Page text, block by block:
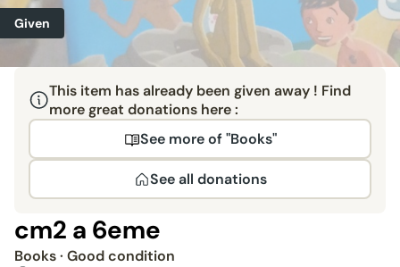
Given
This item has already been given away ! Find
more great donations here :
See more of "Books"
See all donations
cm2 a 6eme
Books· Good condition